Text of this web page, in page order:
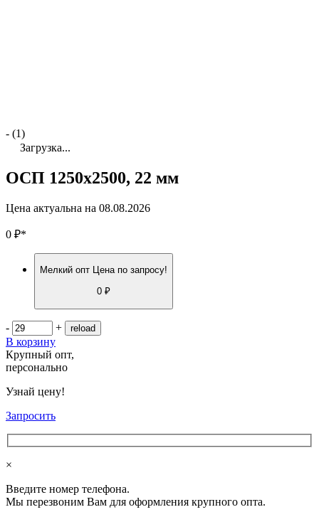
- (1)
Загрузка...
ОСП 1250х2500, 22 мм
Цена актуальна на 08.08.2026
0 ₽*
Мелкий опт Цена по запросу!
0 ₽
-
+
В корзину
Крупный опт,
персонально
Узнай цену!
Запросить
×
Введите номер телефона.
Мы перезвоним Вам для оформления крупного опта.